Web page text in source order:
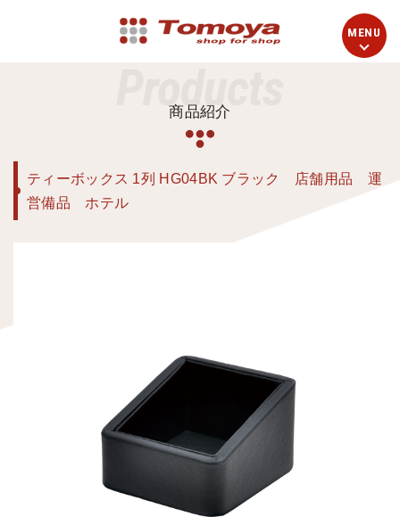
Products
商品紹介
ティーボックス 1列 HG04BK ブラック 店舗用品 運
営備品 ホテル